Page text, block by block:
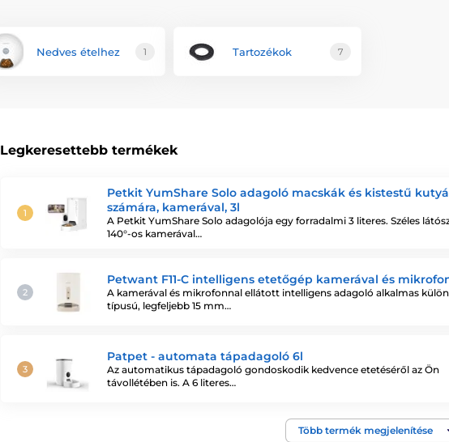
Nedves ételhez 1 Tartozékok 7
Legkeresettebb termékek
Petkit YumShare Solo adagoló macskák és kistestű
számára, kamerával, 3l
A Petkit YumShare Solo adagolója egy forradalmi 3 literes. Széles
140°-os kamerával…
Petwant F11-C intelligens etetőgép kamerával és
A kamerával és mikrofonnal ellátott intelligens adagoló alkalmas
típusú, legfeljebb 15 mm…
Patpet - automata tápadagoló 6l
Az automatikus tápadagoló gondoskodik kedvence etetéséről az Ön
távollétében is. A 6 literes…
Több termék megjelenítése